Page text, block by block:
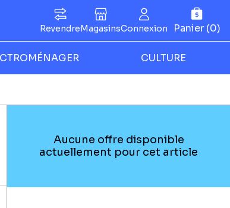
Panier (0)
RevendreMagasinsConnexion
CULTURE
Aucune offre disponible
actuellement pour cet article